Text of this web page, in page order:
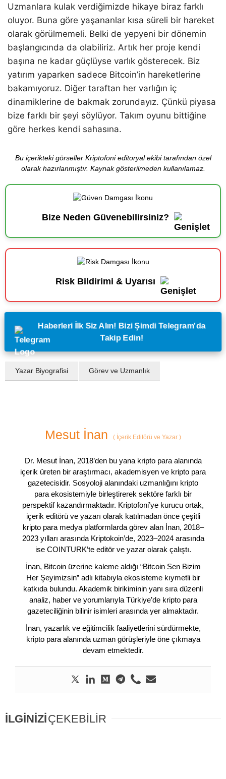
Uzmanlara kulak verdiğimizde hikaye biraz farklı
oluyor. Buna göre yaşananlar kısa süreli bir hareket
olarak görülmemeli. Belki de yepyeni bir dönemin
başlangıcında da olabiliriz. Artık her proje kendi
başına ne kadar güçlüyse varlık gösterecek. Biz
yatırım yaparken sadece Bitcoin’in hareketlerine
bakamıyoruz. Diğer taraftan her varlığın iç
dinamiklerine de bakmak zorundayız. Çünkü piyasa
bize farklı bir şeyi söylüyor. Takım oyunu bittiğine
göre herkes kendi sahasına.
Bu içerikteki görseller Kriptofoni editoryal ekibi tarafından özel
olarak hazırlanmıştır. Kaynak gösterilmeden kullanılamaz.
Bize Neden Güvenebilirsiniz?
Risk Bildirimi & Uyarısı
Haberleri İlk Siz Alın! Bizi Şimdi Telegram'da
Takip Edin!
Yazar Biyografisi Görev ve Uzmanlık
Mesut İnan ( İçerik Editörü ve Yazar )
Dr. Mesut İnan, 2018’den bu yana kripto para alanında
içerik üreten bir araştırmacı, akademisyen ve kripto para
gazetecisidir. Sosyoloji alanındaki uzmanlığını kripto
para ekosistemiyle birleştirerek sektöre farklı bir
perspektif kazandırmaktadır. Kriptofoni’ye kurucu ortak,
içerik editörü ve yazarı olarak katılmadan önce çeşitli
kripto para medya platformlarda görev alan İnan, 2018–
2023 yılları arasında Kriptokoin’de, 2023–2024 arasında
ise COINTURK’te editör ve yazar olarak çalıştı.
İnan, Bitcoin üzerine kaleme aldığı “Bitcoin Sen Bizim
Her Şeyimizsin” adlı kitabıyla ekosisteme kıymetli bir
katkıda bulundu. Akademik birikiminin yanı sıra düzenli
analiz, haber ve yorumlarıyla Türkiye’de kripto para
gazeteciliğinin bilinir isimleri arasında yer almaktadır.
İnan, yazarlık ve eğitimcilik faaliyetlerini sürdürmekte,
kripto para alanında uzman görüşleriyle öne çıkmaya
devam etmektedir.
İLGİNİZİÇEKEBİLİR